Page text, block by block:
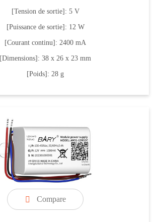
[Tension de sortie]: 5 V
[Puissance de sortie]: 12 W
[Courant continu]: 2400 mA
[Dimensions]: 38 x 26 x 23 mm
[Poids]: 28 g
 Compare